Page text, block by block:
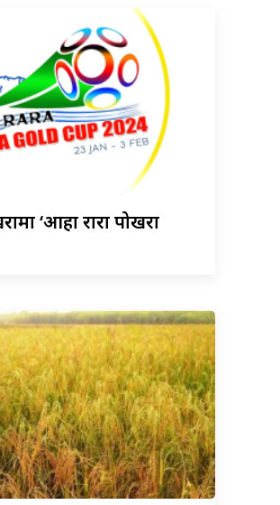
‘आहा रारा पोखरा